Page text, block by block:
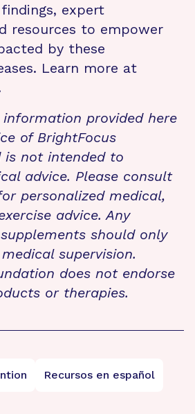
expert
resources to empower
by these
Learn more at
information provided here
of BrightFocus
is not intended to
advice. Please consult
personalized medical,
advice. Any
should only
supervision.
does not endorse
or therapies.
Recursos en español